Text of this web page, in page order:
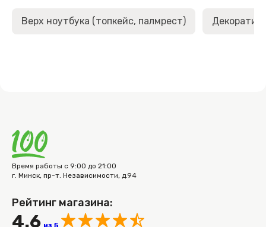
Верх ноутбука (топкейс, палмрест)
Время работы с 9:00 до 21:00
г. Минск, пр-т. Независимости, д.94
Рейтинг магазина:
4.6 из 5